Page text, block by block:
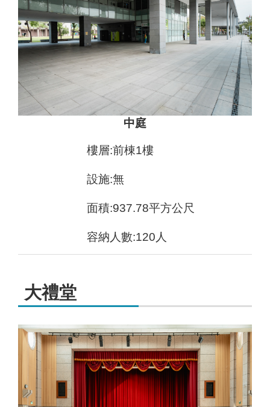
中庭
樓層:前棟1樓
設施:無
面積:937.78平方公尺
容納人數:120人
大禮堂